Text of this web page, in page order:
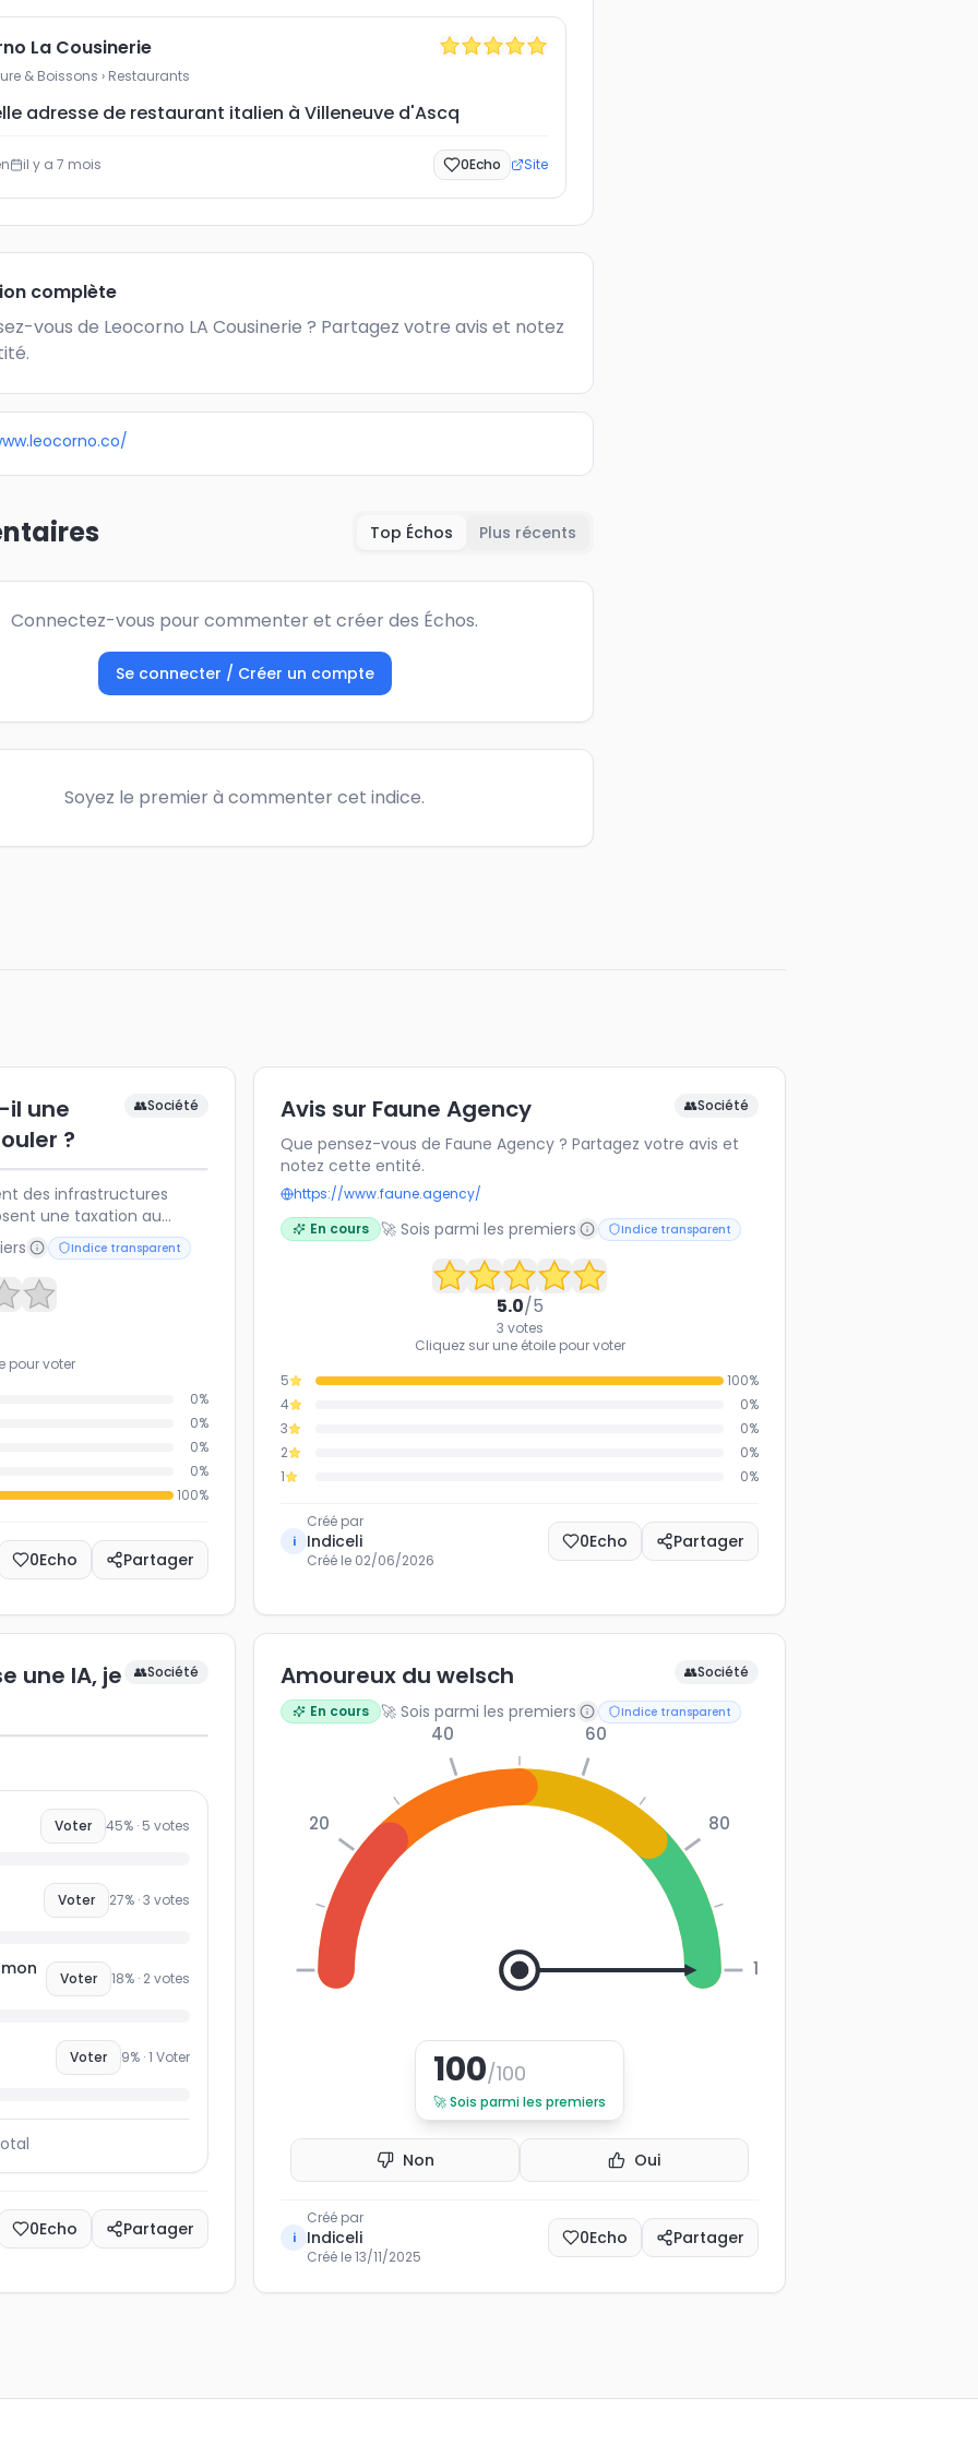
La Cousinerie
& Boissons › Restaurants
adresse de restaurant italien à Villeneuve d'Ascq
il y a 7 mois 0Echo Site
complète
vous de Leocorno LA Cousinerie ? Partagez votre avis et notez
Top Échos Plus récents
Connectez-vous pour commenter et créer des Échos.
Se connecter / Créer un compte
Soyez le premier à commenter cet indice.
il une
?
👥Société
des infrastructures
une taxation au
afin de compenser la
fossiles. Une telle
pour l'avenir de la
Indice transparent
pour voter
0%
0%
0%
0%
100%
0Echo Partager
Avis sur Faune Agency 👥Société
Que pensez-vous de Faune Agency ? Partagez votre avis et
notez cette entité.
https://www.faune.agency/
En cours
🚀 Sois parmi les premiers Indice transparent
5.0/5
3 votes
Cliquez sur une étoile pour voter
5
100%
4
0%
3
0%
2
0%
1
0%
i
Créé par
Indiceli
Créé le 02/06/2026
0Echo Partager
une IA, je
👥Société
Voter 45% · 5 votes
Voter 27% ·3 votes
Voter 18% · 2votes
Voter 9% ·1 Voter
0Echo Partager
Amoureux du welsch 👥Société
En cours 🚀 Sois parmi les premiers Indice transparent
20
40 60
80
100
100/100
🚀Sois parmi les premiers
Non Oui
i
Créé par
Indiceli
Créé le13/11/2025
0Echo Partager